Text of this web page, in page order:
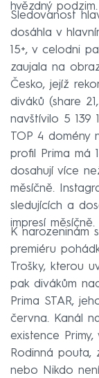
hvězdný podzim.
Sledovanost
dosáhla v
15+, v celodni
zaujala na
Česko, jejíž
diváků (share
navštívilo 5 139
TOP 4 domény
profil Prima má
dosahují více
měsíčně.
sledujících a
impresí měsíčně.
K narozeninám
premiéru
Trošky, kterou
pak divákům
Prima STAR,
června. Kanál
existence
Rodinná pouta,
nebo Nikdo